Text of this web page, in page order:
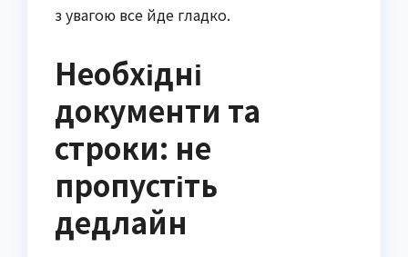
з увагою все йде гладко.
Необхідні
документи та
строки: не
пропустіть
дедлайн